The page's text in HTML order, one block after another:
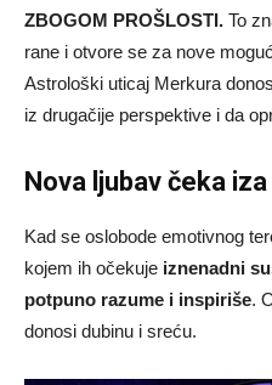
ZBOGOM PROŠLOSTI. To
rane i otvore se za nove
Astrološki uticaj Merkura
iz drugačije perspektive i da
Nova ljubav čeka
Kad se oslobode emotivnog
kojem ih očekuje iznenadni
potpuno razume i inspiriše.
donosi dubinu i sreću.